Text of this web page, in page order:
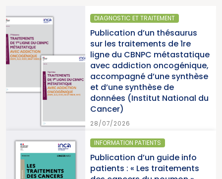
DIAGNOSTIC ET TRAITEMENT
Publication d’un thésaurus
sur les traitements de 1re
ligne du CBNPC métastatique
avec addiction oncogénique,
accompagné d’une synthèse
et d’une synthèse de
données (Institut National du
28/07/2026
INFORMATION PATIENTS
Publication d’un guide info
patients : « Les traitements